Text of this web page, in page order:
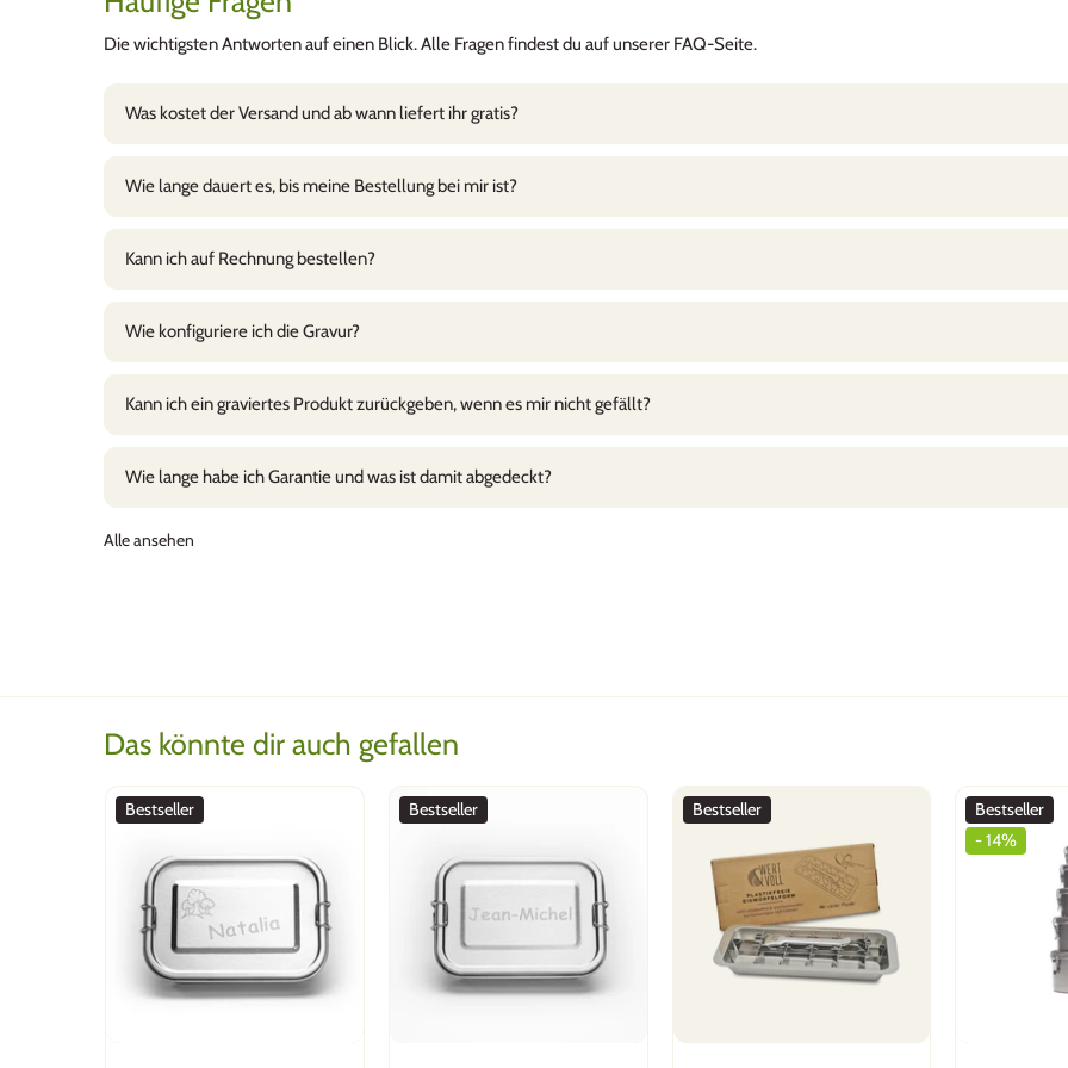
Wir können diese Box nur weiterempfehlen
Yasmine
Abendessen in der Badi, Picknick auf Wanderungen, als Znünibox für die Schule, Aufbewahung von
monique, Basel
Tolle Box, super Qualität!
Die wichtigsten Antworten auf einen Blick. Alle Fragen findest du auf unserer FAQ-Seite.
Was kostet der Versand und ab wann liefert ihr gratis?
Wie lange dauert es, bis meine Bestellung bei mir ist?
Kann ich auf Rechnung bestellen?
Wie konfiguriere ich die Gravur?
Kann ich ein graviertes Produkt zurückgeben, wenn es mir nicht gefällt?
Wie lange habe ich Garantie und was ist damit abgedeckt?
Alle ansehen
Das könnte dir auch gefallen
Bestseller Bestseller Bestseller
Bestseller
- 14%